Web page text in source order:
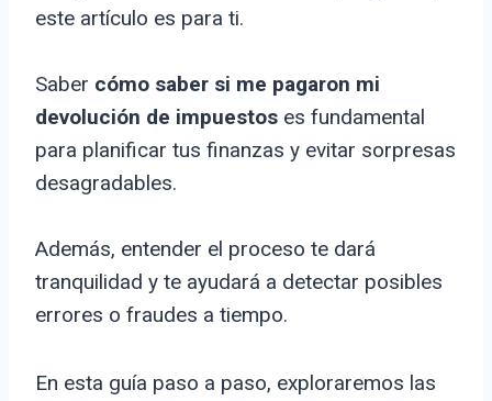
este artículo es para ti.
Saber cómo saber si me pagaron mi
devolución de impuestos es fundamental
para planificar tus finanzas y evitar sorpresas
desagradables.
Además, entender el proceso te dará
tranquilidad y te ayudará a detectar posibles
errores o fraudes a tiempo.
En esta guía paso a paso, exploraremos las